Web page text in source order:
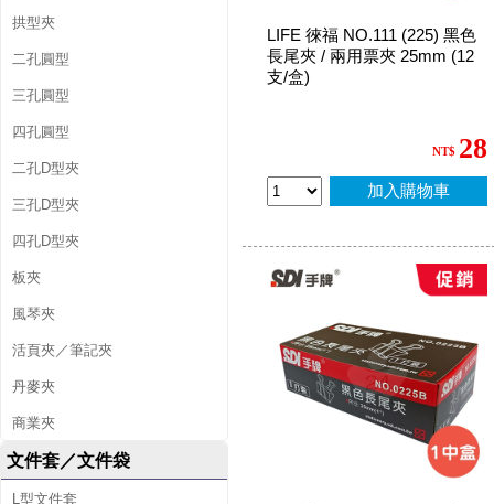
拱型夾
二孔圓型
三孔圓型
四孔圓型
二孔D型夾
三孔D型夾
四孔D型夾
板夾
風琴夾
活頁夾／筆記夾
丹麥夾
商業夾
文件套／文件袋
L型文件套
LIFE 徠福 NO.111 (225) 黑色
長尾夾 / 兩用票夾 25mm (12
支/盒)
NT$ 28
加入購物車